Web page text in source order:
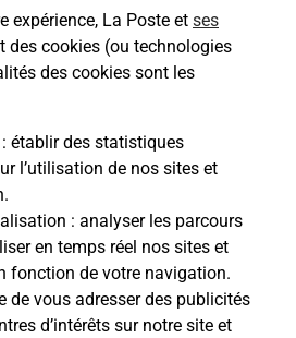
expérience, La Poste et ses
des cookies (ou technologies
des cookies sont les
: établir des statistiques
l’utilisation de nos sites et
: analyser les parcours
en temps réel nos sites et
fonction de votre navigation.
de vous adresser des publicités
d’intérêts sur notre site et
à STRASBOURG FONDERIE
vous en bureau de Poste
: impression rapide,
pro.